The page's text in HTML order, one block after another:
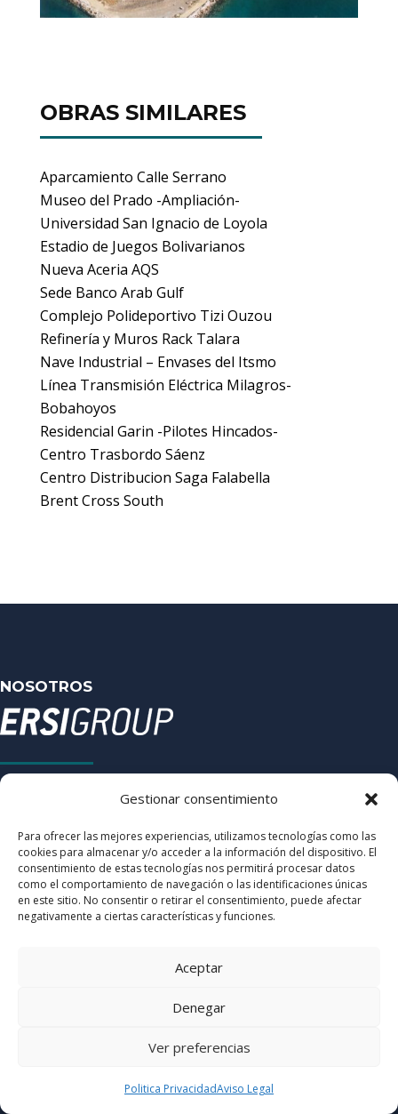
Gestionar consentimiento
Para ofrecer las mejores experiencias, utilizamos tecnologías como las
cookies para almacenar y/o acceder a la información del dispositivo. El
consentimiento de estas tecnologías nos permitirá procesar datos
como el comportamiento de navegación o las identificaciones únicas
en este sitio. No consentir o retirar el consentimiento, puede afectar
negativamente a ciertas características y funciones.
Aceptar
Denegar
Ver preferencias
Politica PrivacidadAviso Legal
OBRAS SIMILARES
Aparcamiento Calle Serrano
Museo del Prado -Ampliación-
Universidad San Ignacio de Loyola
Estadio de Juegos Bolivarianos
Nueva Aceria AQS
Sede Banco Arab Gulf
Complejo Polideportivo Tizi Ouzou
Refinería y Muros Rack Talara
Nave Industrial – Envases del Itsmo
Línea Transmisión Eléctrica Milagros-
Bobahoyos
Residencial Garin -Pilotes Hincados-
Centro Trasbordo Sáenz
Centro Distribucion Saga Falabella
Brent Cross South
NOSOTROS
acero elaborado en el sector de la construcción
gracias a nuestra solución integral que mejora
la productividad, la calidad y la seguridad en las
obras
Avda. Castilla, nº 2 Kudos San Fernando
28.830 San Fernando de Henares (Madrid)